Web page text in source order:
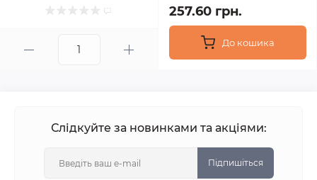
257.60 грн.
До кошика
Слідкуйте за новинками та акціями:
Підпишіться